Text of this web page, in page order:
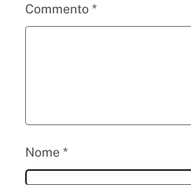
Commento *
Nome *